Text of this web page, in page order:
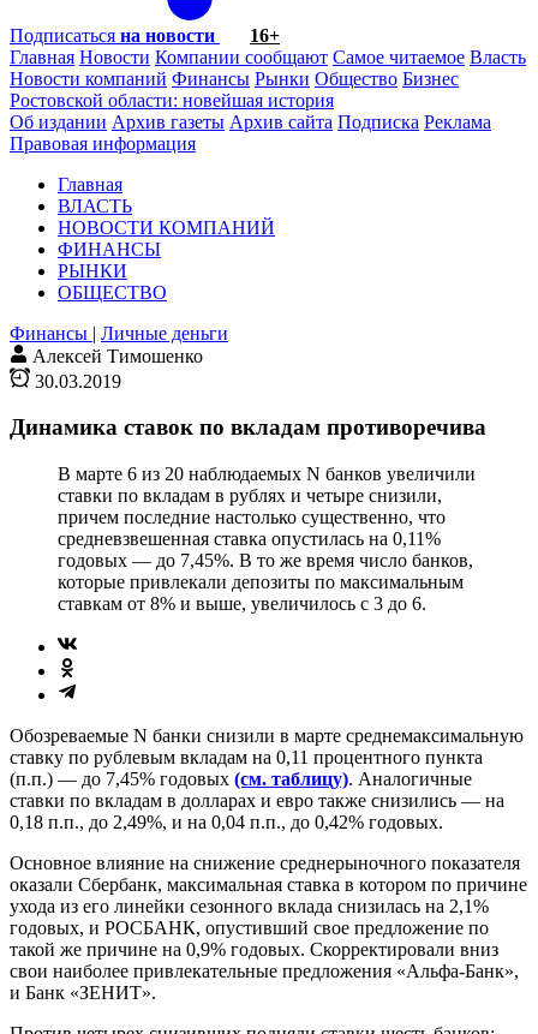
Подписаться на новости
16+
Главная Новости Компании сообщают Самое читаемое Власть
Новости компаний Финансы Рынки Общество Бизнес
Ростовской области: новейшая история
Об издании Архив газеты Архив сайта Подписка Реклама
Правовая информация
Главная
ВЛАСТЬ
НОВОСТИ КОМПАНИЙ
ФИНАНСЫ
РЫНКИ
ОБЩЕСТВО
Финансы | Личные деньги
Алексей Тимошенко
30.03.2019
Динамика ставок по вкладам противоречива
В марте 6 из 20 наблюдаемых N банков увеличили
ставки по вкладам в рублях и четыре снизили,
причем последние настолько существенно, что
средневзвешенная ставка опустилась на 0,11%
годовых — до 7,45%. В то же время число банков,
которые привлекали депозиты по максимальным
ставкам от 8% и выше, увеличилось с 3 до 6.
Обозреваемые N банки снизили в марте среднемаксимальную
ставку по рублевым вкладам на 0,11 процентного пункта
(п.п.) — до 7,45% годовых (см. таблицу). Аналогичные
ставки по вкладам в долларах и евро также снизились — на
0,18 п.п., до 2,49%, и на 0,04 п.п., до 0,42% годовых.
Основное влияние на снижение среднерыночного показателя
оказали Сбербанк, максимальная ставка в котором по причине
ухода из его линейки сезонного вклада снизилась на 2,1%
годовых, и РОСБАНК, опустивший свое предложение по
такой же причине на 0,9% годовых. Скорректировали вниз
свои наиболее привлекательные предложения «Альфа-Банк»,
и Банк «ЗЕНИТ».